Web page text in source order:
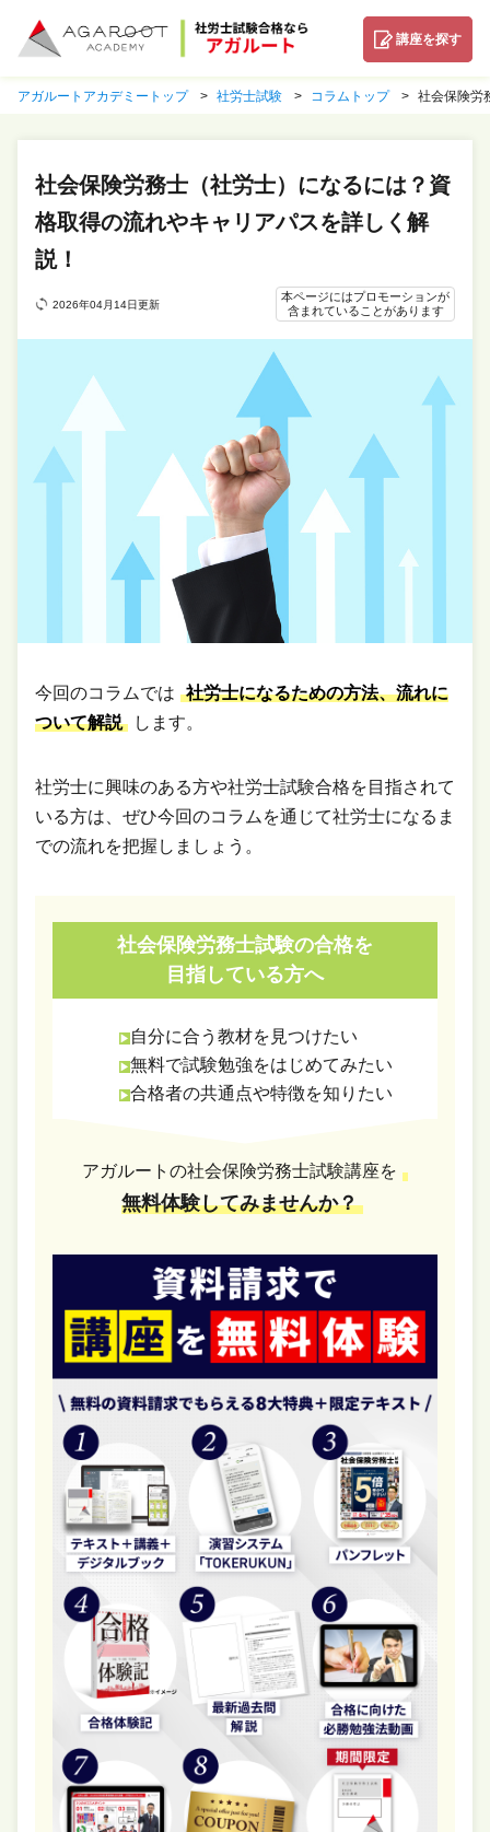
講座を探す
アガルートアカデミートップ 社労士試験 コラムトップ 社会保険労
社会保険労務士（社労士）になるには？資
格取得の流れやキャリアパスを詳しく解
説！
2026年04月14日更新
本ページにはプロモーションが
含まれていることがあります
今回のコラムでは
社労士になるための方法、流れに
ついて解説
します。
社労士に興味のある方や社労士試験合格を目指されて
いる方は、ぜひ今回のコラムを通じて社労士になるま
での流れを把握しましょう。
社会保険労務士試験の合格を
目指している方へ
自分に合う教材を見つけたい
無料で試験勉強をはじめてみたい
合格者の共通点や特徴を知りたい
アガルートの社会保険労務士試験講座を
無料体験してみませんか？